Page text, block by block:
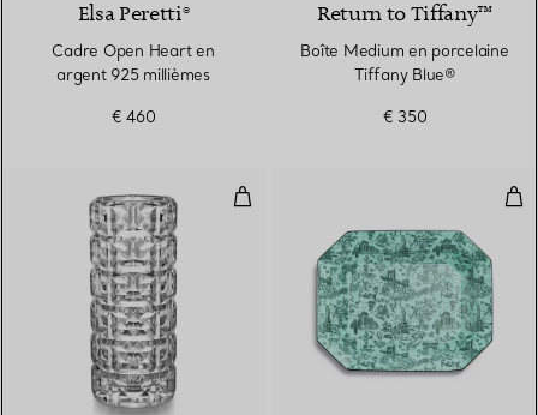
Elsa Peretti®
Cadre Open Heart en
argent 925 millièmes
€ 460
Return to Tiffany™
Boîte Medium en porcelaine
Tiffany Blue®
€ 350
Vase True en cristal